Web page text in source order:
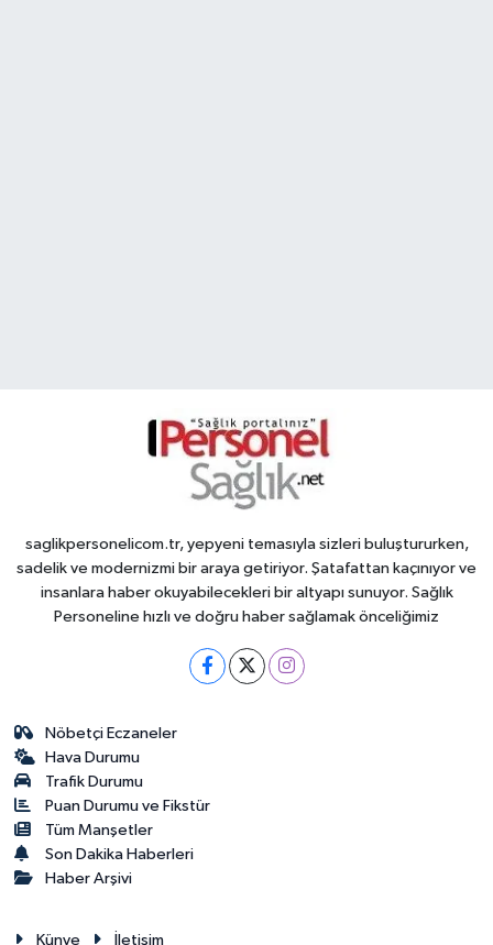
saglikpersonelicom.tr, yepyeni temasıyla sizleri buluştururken,
sadelik ve modernizmi bir araya getiriyor. Şatafattan kaçınıyor ve
insanlara haber okuyabilecekleri bir altyapı sunuyor. Sağlık
Personeline hızlı ve doğru haber sağlamak önceliğimiz
Nöbetçi Eczaneler
Hava Durumu
Trafik Durumu
Puan Durumu ve Fikstür
Tüm Manşetler
Son Dakika Haberleri
Haber Arşivi
Künye İletişim